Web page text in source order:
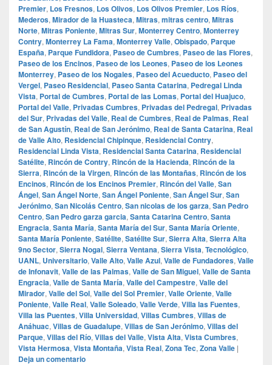
Premier, Los Fresnos, Los Olivos, Los Olivos Premier, Los Ríos,
Mederos, Mirador de la Huasteca, Mitras, mitras centro, Mitras
Norte, Mitras Poniente, Mitras Sur, Monterrey Centro, Monterrey
Contry, Monterrey La Fama, Monterrey Valle, Obispado, Parque
España, Parque Fundidora, Paseo de Cumbres, Paseo de las Flores,
Paseo de los Encinos, Paseo de los Leones, Paseo de los Leones
Monterrey, Paseo de los Nogales, Paseo del Acueducto, Paseo del
Vergel, Paseo Residencial, Paseo Santa Catarina, Pedregal Linda
Vista, Portal de Cumbres, Portal de las Lomas, Portal del Huajuco,
Portal del Valle, Privadas Cumbres, Privadas del Pedregal, Privadas
del Sur, Privadas del Valle, Real de Cumbres, Real de Palmas, Real
de San Agustín, Real de San Jerónimo, Real de Santa Catarina, Real
de Valle Alto, Residencial Chipinque, Residencial Contry,
Residencial Linda Vista, Residencial Santa Catarina, Residencial
Satélite, Rincón de Contry, Rincón de la Hacienda, Rincón de la
Sierra, Rincón de la Virgen, Rincón de las Montañas, Rincón de los
Encinos, Rincón de los Encinos Premier, Rincón del Valle, San
Ángel, San Ángel Norte, San Ángel Poniente, San Ángel Sur, San
Jerónimo, San Nicolás Centro, San nicolas de los garza, San Pedro
Centro, San Pedro garza garcia, Santa Catarina Centro, Santa
Engracia, Santa María, Santa María del Sur, Santa María Oriente,
Santa María Poniente, Satélite, Satélite Sur, Sierra Alta, Sierra Alta
9no Sector, Sierra Nogal, Sierra Ventana, Sierra Vista, Tecnológico,
UANL, Universitario, Valle Alto, Valle Azul, Valle de Fundadores, Valle
de Infonavit, Valle de las Palmas, Valle de San Miguel, Valle de Santa
Engracia, Valle de Santa María, Valle del Campestre, Valle del
Mirador, Valle del Sol, Valle del Sol Premier, Valle Oriente, Valle
Poniente, Valle Real, Valle Soleado, Valle Verde, Villa las Fuentes,
Villa las Puentes, Villa Universidad, Villas Cumbres, Villas de
Anáhuac, Villas de Guadalupe, Villas de San Jerónimo, Villas del
Parque, Villas del Río, Villas del Valle, Vista Alta, Vista Cumbres,
Vista Hermosa, Vista Montaña, Vista Real, Zona Tec, Zona Valle |
Deja un comentario